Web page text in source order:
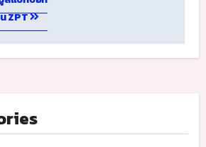
ZPT